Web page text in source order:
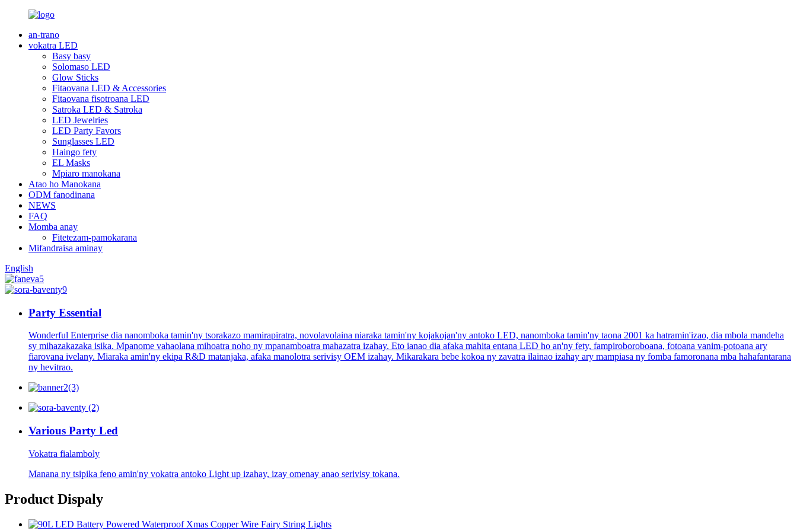
an-trano
vokatra LED
Basy basy
Solomaso LED
Glow Sticks
Fitaovana LED & Accessories
Fitaovana fisotroana LED
Satroka LED & Satroka
LED Jewelries
LED Party Favors
Sunglasses LED
Haingo fety
EL Masks
Mpiaro manokana
Atao ho Manokana
ODM fanodinana
NEWS
FAQ
Momba anay
Fitetezam-pamokarana
Mifandraisa aminay
English
Party Essential
Wonderful Enterprise dia nanomboka tamin'ny tsorakazo mamirapiratra, novolavolaina niaraka tamin'ny kojakojan'ny antoko LED, nanomboka tamin'ny taona 2001 ka hatramin'izao, dia mbola mandeha
sy mihazakazaka isika. Mpanome vahaolana mihoatra noho ny mpanamboatra mahazatra izahay. Eto ianao dia afaka mahita entana LED ho an'ny fety, fampiroboroboana, fotoana vanim-potoana ary
fiarovana ivelany. Miaraka amin'ny ekipa R&D matanjaka, afaka manolotra serivisy OEM izahay. Mikarakara bebe kokoa ny zavatra ilainao izahay ary mampiasa ny fomba famoronana mba hahafantarana
ny hevitrao.
Various Party Led
Vokatra fialamboly
Manana ny tsipika feno amin'ny vokatra antoko Light up izahay, izay omenay anao serivisy tokana.
Product Dispaly